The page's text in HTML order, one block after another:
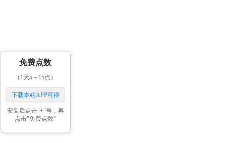
免费点数
（1天5－15点）
下载本站APP可得
安装后点击"+"号，再
点击"免费点数"